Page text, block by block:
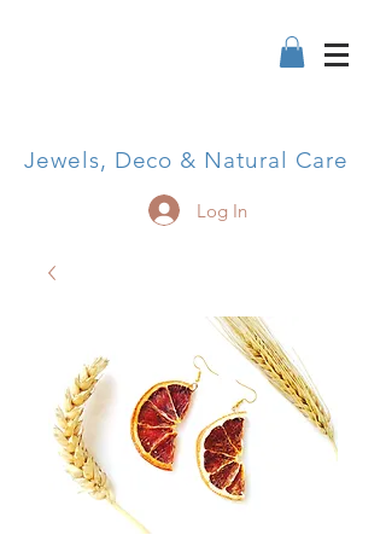
Jewels, Deco & Natural Care
Log In